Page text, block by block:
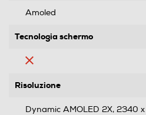
Amoled
Tecnologia schermo
Risoluzione
Dynamic AMOLED 2X, 2340